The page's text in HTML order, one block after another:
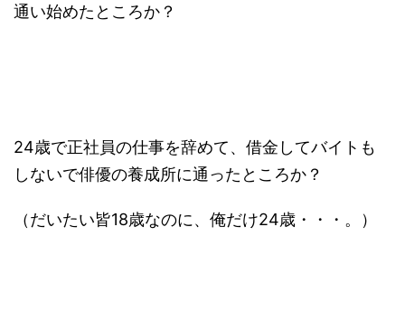
通い始めたところか？
24歳で正社員の仕事を辞めて、借金してバイトも
しないで俳優の養成所に通ったところか？
（だいたい皆18歳なのに、俺だけ24歳・・・。）